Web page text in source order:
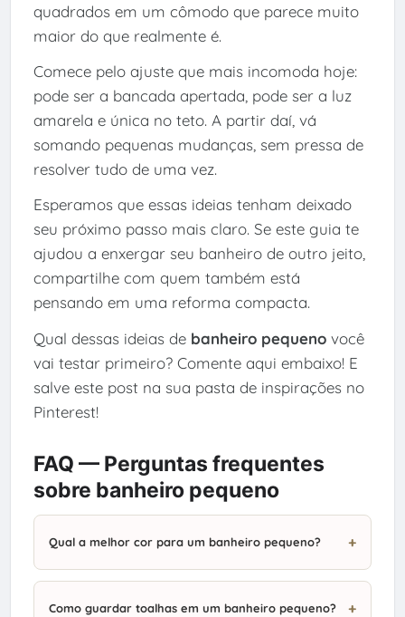
quadrados em um cômodo que parece muito
maior do que realmente é.
Comece pelo ajuste que mais incomoda hoje:
pode ser a bancada apertada, pode ser a luz
amarela e única no teto. A partir daí, vá
somando pequenas mudanças, sem pressa de
resolver tudo de uma vez.
Esperamos que essas ideias tenham deixado
seu próximo passo mais claro. Se este guia te
ajudou a enxergar seu banheiro de outro jeito,
compartilhe com quem também está
pensando em uma reforma compacta.
Qual dessas ideias de banheiro pequenovocê
vai testar primeiro? Comente aqui embaixo! E
salve este post na sua pasta de inspirações no
Pinterest!
FAQ — Perguntas frequentes
sobre banheiro pequeno
Qual a melhor cor para um banheiro pequeno?
Como guardar toalhas em um banheiro pequeno?